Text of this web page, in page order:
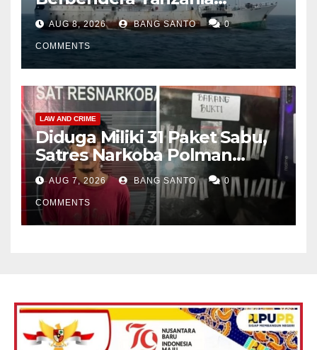
Diamankan Tim Gabungan,
Bawa 1,3 Ton Narkoba di
Perairan Bintan
AUG 8, 2026 BANG SANTO 0
COMMENTS
LAW AND CRIME
Diduga Miliki 31 Paket Sabu,
Satres Narkoba Polman
Amankan Pria di Matali
AUG 7, 2026 BANG SANTO 0
COMMENTS